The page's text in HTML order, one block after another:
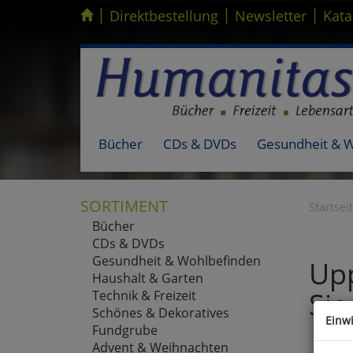
Kompletten Head der Seite überspringen
| Direktbestellung | Newsletter |
Bücher CDs & DVDs Gesundheit &
SORTIMENT
Bücher
CDs & DVDs
Gesundheit & Wohlbefinden
Haushalt & Garten
Technik & Freizeit
Schönes & Dekoratives
Fundgrube
Advent & Weihnachten